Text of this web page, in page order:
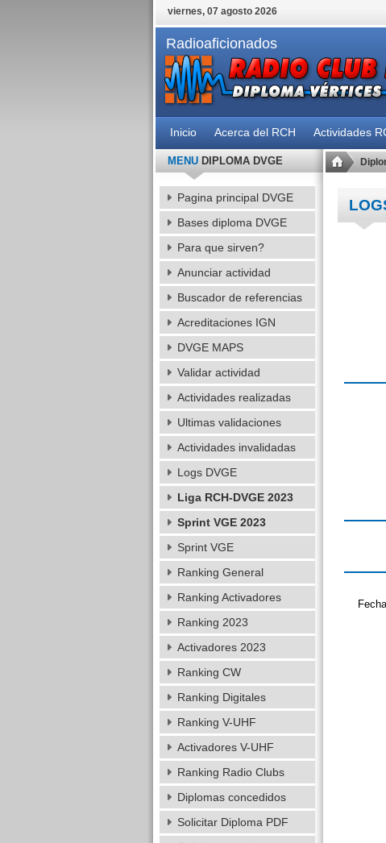
viernes, 07 agosto 2026
Radioaficionados
Inicio Acerca del RCH Actividades
MENUDIPLOMA DVGE
Pagina principal DVGE
Bases diploma DVGE
Para que sirven?
Anunciar actividad
Buscador de referencias
Acreditaciones IGN
DVGE MAPS
Validar actividad
Actividades realizadas
Ultimas validaciones
Actividades invalidadas
Logs DVGE
Liga RCH-DVGE 2023
Sprint VGE 2023
Sprint VGE
Ranking General
Ranking Activadores
Ranking 2023
Activadores 2023
Ranking CW
Ranking Digitales
Ranking V-UHF
Activadores V-UHF
Ranking Radio Clubs
Diplomas concedidos
Solicitar Diploma PDF